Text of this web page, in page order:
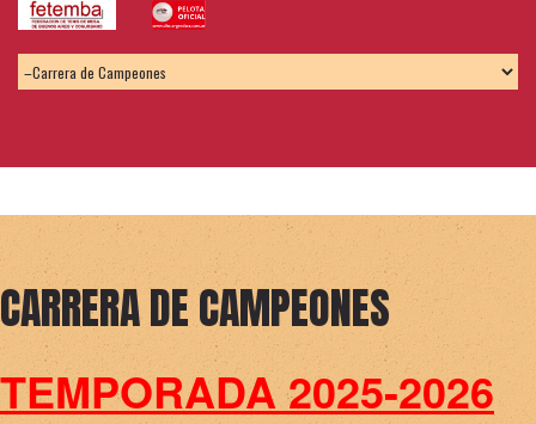
CARRERA DE CAMPEONES
TEMPORADA 2025-2026